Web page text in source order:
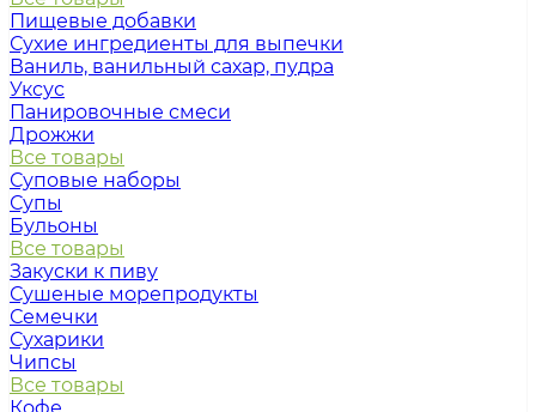
Пищевые добавки
Сухие ингредиенты для выпечки
Ваниль, ванильный сахар, пудра
Уксус
Панировочные смеси
Дрожжи
Все товары
Суповые наборы
Супы
Бульоны
Все товары
Закуски к пиву
Сушеные морепродукты
Семечки
Сухарики
Чипсы
Все товары